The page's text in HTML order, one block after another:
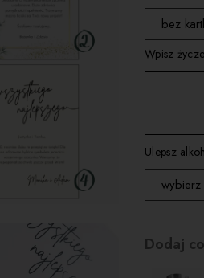
bez
wybierz
kartka 3
kartka 4
Wpisz
Ulepsz
wybierz
zamień
Dodaj